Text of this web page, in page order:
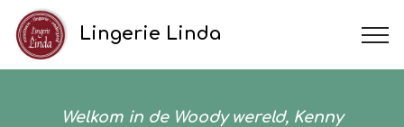
Lingerie Linda
Welkom in de Woody wereld, Kenny